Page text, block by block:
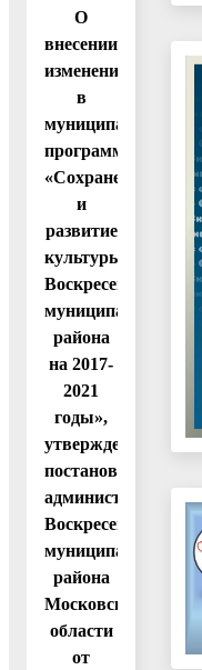
О
внесении
изменений
в
муниципальную
программу
«Сохранение
и
развитие
культуры
Воскресенского
муниципального
района
на 2017-
2021
годы»,
утвержденную
постановлением
администрации
Воскресенского
муниципального
района
Московской
области
от